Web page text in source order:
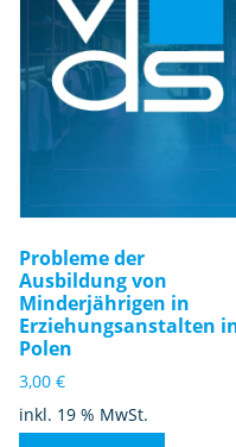
Probleme der
Ausbildung von
Minderjährigen in
Erziehungsanstalten
Polen
3,00 €
inkl. 19 % MwSt.